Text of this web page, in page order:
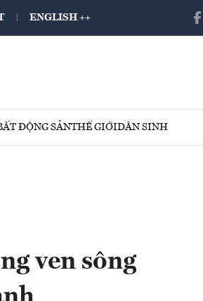
ENGLISH ++
ĐỘNG SẢNTHẾ GIỚIDÂN SINH
ven sông